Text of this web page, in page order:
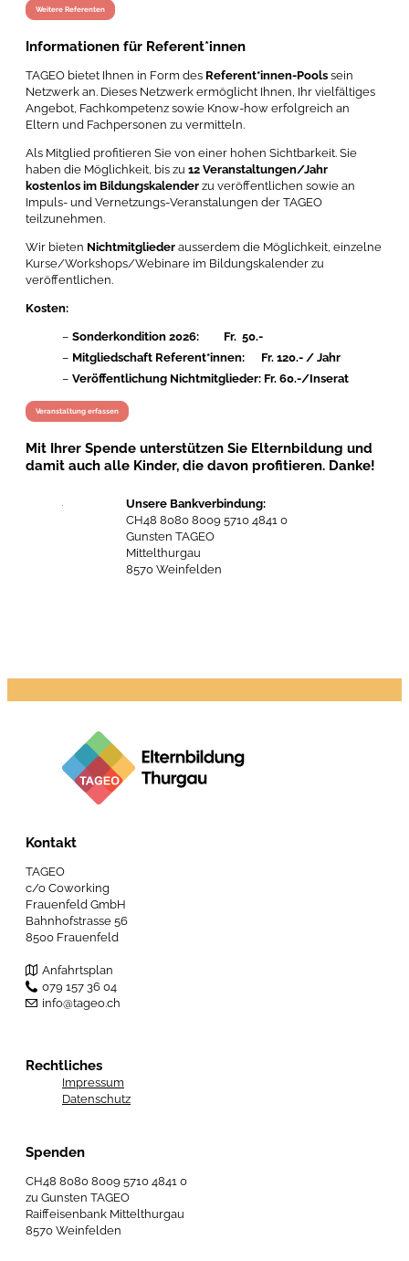
Weitere Referenten
Informationen für Referent*innen
TAGEO bietet Ihnen in Form des Referent*innen-Pools sein
Netzwerk an. Dieses Netzwerk ermöglicht Ihnen, Ihr vielfältiges
Angebot, Fachkompetenz sowie Know-how erfolgreich an
Eltern und Fachpersonen zu vermitteln.
Als Mitglied profitieren Sie von einer hohen Sichtbarkeit. Sie
haben die Möglichkeit, bis zu 12 Veranstaltungen/Jahr
kostenlos im Bildungskalender zu veröffentlichen sowie an
Impuls- und Vernetzungs-Veranstalungen der TAGEO
teilzunehmen.
Wir bieten Nichtmitglieder ausserdem die Möglichkeit, einzelne
Kurse/Workshops/Webinare im Bildungskalender zu
veröffentlichen.
Kosten:
Sonderkondition 2026: Fr. 50.-
Mitgliedschaft Referent*innen: Fr. 120.- / Jahr
Veröffentlichung Nichtmitglieder: Fr. 60.-/Inserat
Veranstaltung erfassen
Mit Ihrer Spende unterstützen Sie Elternbildung und
damit auch alle Kinder, die davon profitieren. Danke!
Unsere Bankverbindung:
CH48 8080 8009 5710 4841 0
Gunsten TAGEO
Mittelthurgau
8570 Weinfelden
Kontakt
TAGEO
c/o Coworking
Frauenfeld GmbH
Bahnhofstrasse 56
8500 Frauenfeld
Anfahrtsplan
079 157 36 04
info@tageo.ch
Rechtliches
Impressum
Datenschutz
Spenden
CH48 8080 8009 5710 4841 0
zu Gunsten TAGEO
Raiffeisenbank Mittelthurgau
8570 Weinfelden